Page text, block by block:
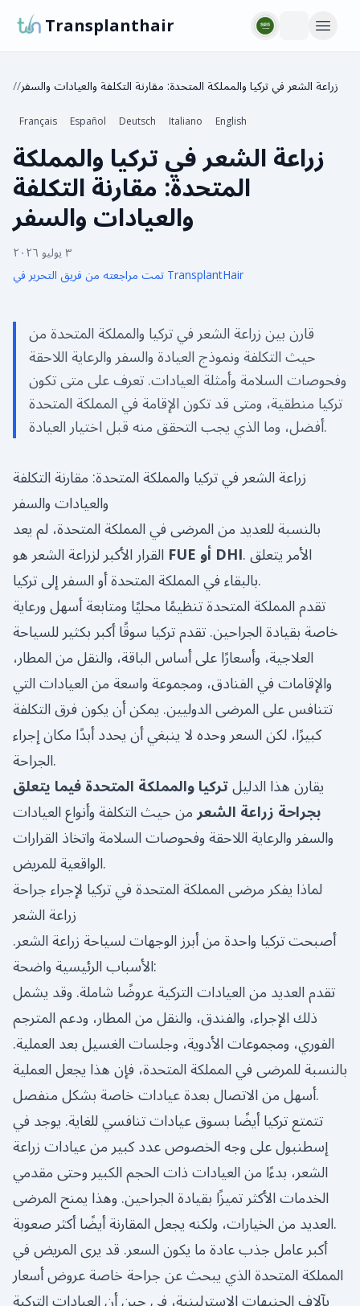
Transplanthair
//زراعة الشعر في تركيا والمملكة المتحدة: مقارنة التكلفة والعيادات والسفر
Français Español Deutsch Italiano English
زراعة الشعر في تركيا والمملكة
المتحدة: مقارنة التكلفة
والعيادات والسفر
٣ يوليو ٢٠٢٦
تمت مراجعته من فريق التحرير في TransplantHair
قارن بين زراعة الشعر في تركيا والمملكة المتحدة من
حيث التكلفة ونموذج العيادة والسفر والرعاية اللاحقة
وفحوصات السلامة وأمثلة العيادات. تعرف على متى تكون
تركيا منطقية، ومتى قد تكون الإقامة في المملكة المتحدة
أفضل، وما الذي يجب التحقق منه قبل اختيار العيادة.
زراعة الشعر في تركيا والمملكة المتحدة: مقارنة التكلفة
والعيادات والسفر
بالنسبة للعديد من المرضى في المملكة المتحدة، لم يعد
FUE أو DHI. الأمر يتعلق
بالبقاء في المملكة المتحدة أو السفر إلى تركيا.
تقدم المملكة المتحدة تنظيمًا محليًا ومتابعة أسهل ورعاية
خاصة بقيادة الجراحين. تقدم تركيا سوقًا أكبر بكثير للسياحة
العلاجية، وأسعارًا على أساس الباقة، والنقل من المطار،
والإقامات في الفنادق، ومجموعة واسعة من العيادات التي
تتنافس على المرضى الدوليين. يمكن أن يكون فرق التكلفة
كبيرًا، لكن السعر وحده لا ينبغي أن يحدد أبدًا مكان إجراء
الجراحة.
يقارن هذا الدليل تركيا والمملكة المتحدة فيما يتعلق
بجراحة زراعة الشعر من حيث التكلفة وأنواع العيادات
والسفر والرعاية اللاحقة وفحوصات السلامة واتخاذ القرارات
الواقعية للمريض.
لماذا يفكر مرضى المملكة المتحدة في تركيا لإجراء جراحة
زراعة الشعر
أصبحت تركيا واحدة من أبرز الوجهات لسياحة زراعة الشعر.
الأسباب الرئيسية واضحة:
تقدم العديد من العيادات التركية عروضًا شاملة. وقد يشمل
ذلك الإجراء، والفندق، والنقل من المطار، ودعم المترجم
الفوري، ومجموعات الأدوية، وجلسات الغسيل بعد العملية.
بالنسبة للمرضى في المملكة المتحدة، فإن هذا يجعل العملية
أسهل من الاتصال بعدة عيادات خاصة بشكل منفصل.
تتمتع تركيا أيضًا بسوق عيادات تنافسي للغاية. يوجد في
إسطنبول على وجه الخصوص عدد كبير من عيادات زراعة
الشعر، بدءًا من العيادات ذات الحجم الكبير وحتى مقدمي
الخدمات الأكثر تميزًا بقيادة الجراحين. وهذا يمنح المرضى
العديد من الخيارات، ولكنه يجعل المقارنة أيضًا أكثر صعوبة.
أكبر عامل جذب عادة ما يكون السعر. قد يرى المريض في
المملكة المتحدة الذي يبحث عن جراحة خاصة عروض أسعار
بآلاف الجنيهات الاسترلينية، في حين أن العيادات التركية